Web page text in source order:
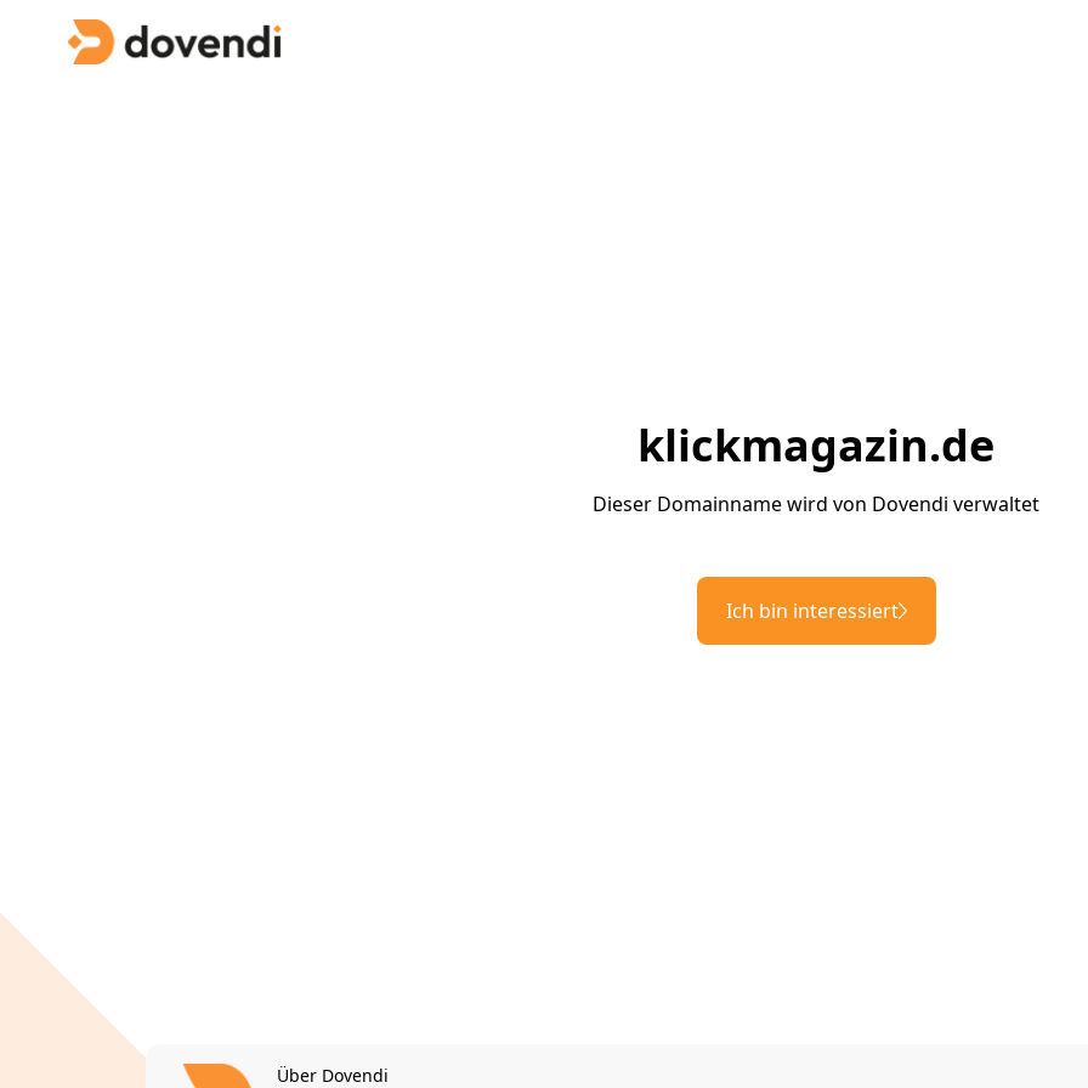
klickmagazin.de
Dieser Domainname wird von Dovendi verwaltet
Ich bin interessiert
Über Dovendi